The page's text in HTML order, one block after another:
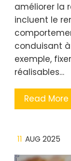
améliorer la
incluent le
conduisant
exemple,
réalisables…
Read More
11 AUG 2025